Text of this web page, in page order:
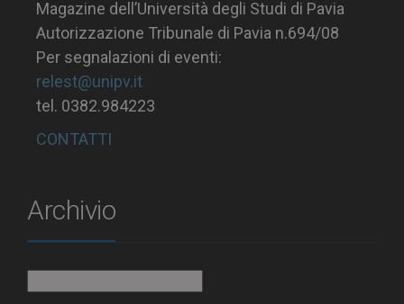
Magazine dell’Università degli Studi di Pavia
Autorizzazione Tribunale di Pavia n.694/08
Per segnalazioni di eventi:
relest@unipv.it
tel. 0382.984223
CONTATTI
Archivio